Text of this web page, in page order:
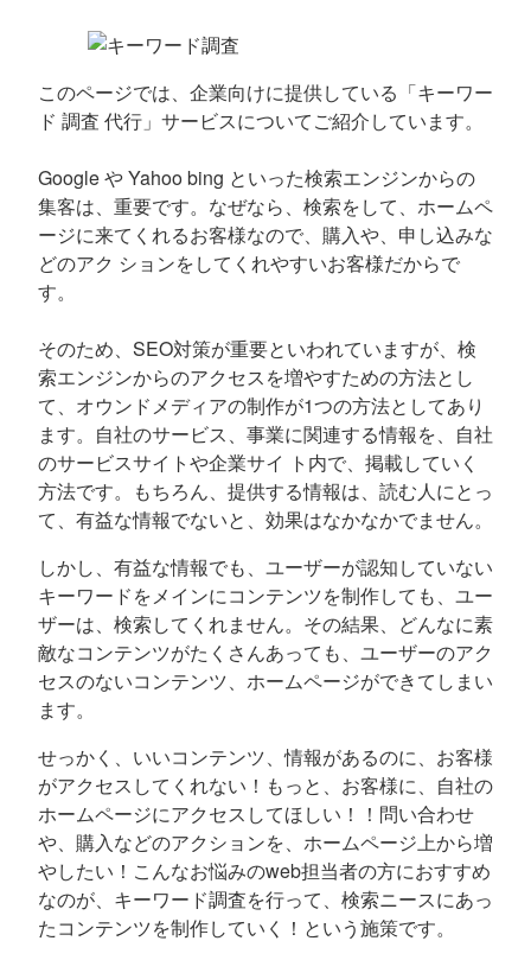
このページでは、企業向けに提供している「キーワー
ド 調査 代行」サービスについてご紹介しています。
Google や Yahoo bing といった検索エンジンからの
集客は、重要です。なぜなら、検索をして、ホームペ
ージに来てくれるお客様なので、購入や、申し込みな
どのアク ションをしてくれやすいお客様だからで
す。
そのため、SEO対策が重要といわれていますが、検
索エンジンからのアクセスを増やすための方法とし
て、オウンドメディアの制作が1つの方法としてあり
ます。自社のサービス、事業に関連する情報を、自社
のサービスサイトや企業サイ ト内で、掲載していく
方法です。もちろん、提供する情報は、読む人にとっ
て、有益な情報でないと、効果はなかなかでません。
しかし、有益な情報でも、ユーザーが認知していない
キーワードをメインにコンテンツを制作しても、ユー
ザーは、検索してくれません。その結果、どんなに素
敵なコンテンツがたくさんあっても、ユーザーのアク
セスのないコンテンツ、ホームページができてしまい
ます。
せっかく、いいコンテンツ、情報があるのに、お客様
がアクセスしてくれない！もっと、お客様に、自社の
ホームページにアクセスしてほしい！！問い合わせ
や、購入などのアクションを、ホームページ上から増
やしたい！こんなお悩みのweb担当者の方におすすめ
なのが、キーワード調査を行って、検索ニースにあっ
たコンテンツを制作していく！という施策です。